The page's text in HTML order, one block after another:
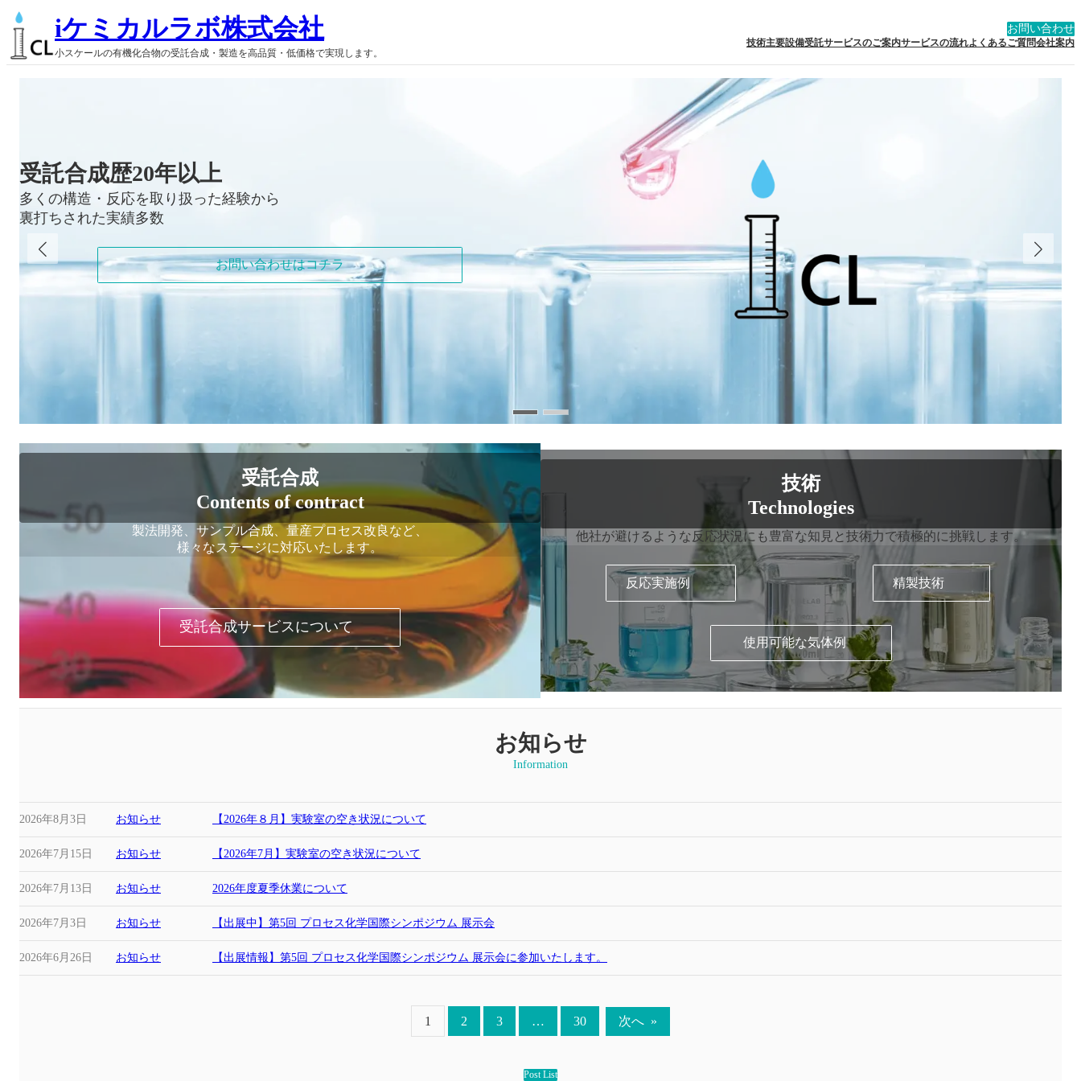
内
容
ス
iケミカルラボ株式会社
小スケールの有機化合物の受託合成・製造を高品質・低価格で実現します。
お問い合わせ
技術主要設備受託サービスのご案内サービスの流れよくあるご質問会社案内
受託合成歴20年以上
多くの構造・反応を取り扱った経験から
裏打ちされた実績多数
お問い合わせはコチラ
【ラボの空き状況】8月
10月以降のご依頼に関しましては、
お見積り等の依頼をお早めにお願いいたします。
納期や価格の確認はお問い合わせからどうぞ
受託合成
Contents of contract
製法開発、サンプル合成、量産プロセス改良など、
様々なステージに対応いたします。
受託合成サービスについて
技術
Technologies
他社が避けるような反応状況にも豊富な知見と技術力で積極的に挑戦します。
反応実施例 精製技術
使用可能な気体例
お知らせ
Information
2026年8月3日 お知らせ 【2026年８月】実験室の空き状況について
2026年7月15日 お知らせ 【2026年7月】実験室の空き状況について
2026年7月13日 お知らせ 2026年度夏季休業について
2026年7月3日 お知らせ 【出展中】第5回 プロセス化学国際シンポジウム 展示会
2026年6月26日 お知らせ 【出展情報】第5回 プロセス化学国際シンポジウム 展示会に参加いたします。
1 2 3 … 30 次へ »
Post List